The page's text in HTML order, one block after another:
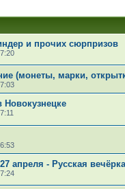
и прочих сюрпризов
(монеты, марки,
Новокузнецке
апреля - Русская вечёрка